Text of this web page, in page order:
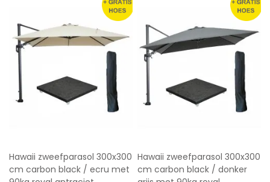
Hawaii zweefparasol 300x300
cm carbon black / ecru met
Hawaii zweefparasol 300x300
cm carbon black / donker